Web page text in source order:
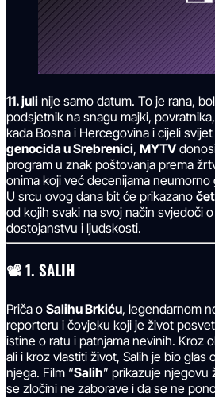
11. juli nije samo datum. To je rana,
podsjetnik na snagu majki,
kada Bosna i Hercegovina i cijeli
genocida u Srebrenici, MYTV
program u znak poštovanja prema
onima koji već decenijama neumorno
U srcu ovog dana bit će prikazano
od kojih svaki na svoj način svjedoči
dostojanstvu i ljudskosti.
📽1. SALIH
Priča o Salihu Brkiću, legendarnom
reporteru i čovjeku koji je život
istine o ratu i patnjama nevinih. Kroz
ali i kroz vlastiti život, Salih je bio glas
njega. Film “Salih” prikazuje njegovu
se zločini ne zaborave i da se ne